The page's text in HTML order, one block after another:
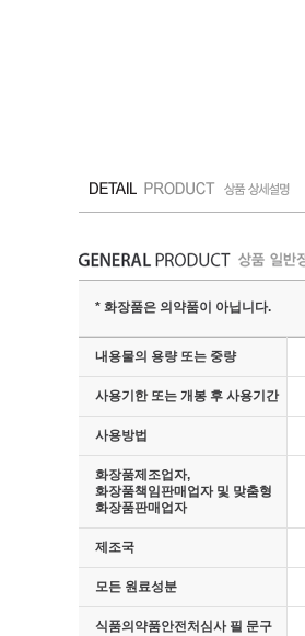
* 화장품은 의약품이 아닙니다.
내용물의 용량 또는 중량
사용기한 또는 개봉 후 사용기간
사용방법
화장품제조업자,
화장품책임판매업자 및 맞춤형
화장품판매업자
제조국
모든 원료성분
식품의약품안전처심사 필 문구